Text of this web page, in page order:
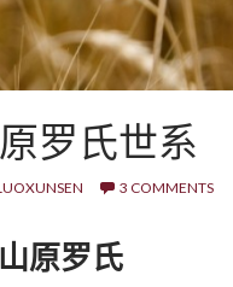
罗氏世系
3 COMMENTS
原罗氏